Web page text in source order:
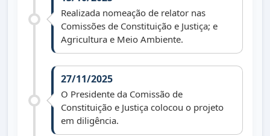
Realizada nomeação de relator nas
Comissões de Constituição e Justiça; e
Agricultura e Meio Ambiente.
27/11/2025
O Presidente da Comissão de
Constituição e Justiça colocou o projeto
em diligência.